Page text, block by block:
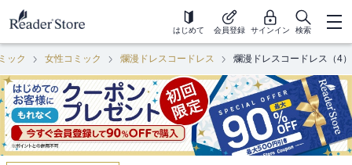
はじめて 会員登録 サインイン 検索
ック 女性コミック 爛漫ドレスコードレス 爛漫ドレスコードレス（4）